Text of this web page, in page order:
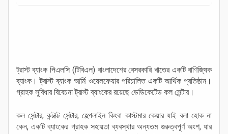
ট্রাস্ট ব্যাংক পিএলসি (টিবিএল) বাংলাদেশের বেসরকারি খাতের একটি বাণিজ্যিক
ব্যাংক। ট্রাস্ট ব্যাংক আর্মি ওয়েলফেয়ার পরিচালিত একটি আর্থিক প্রতিষ্ঠান।
গ্রাহক সুবিধার বিবেচনা ট্রাস্ট ব্যাংকের রয়েছে ডেডিকেটেড কল সেন্টার।
কল সেন্টার, কন্টাক্ট সেন্টার, হেল্পলাইন কিংবা কাস্টমার কেয়ার যাই বলা হোক না
কেন, একটি ব্যাংকের গ্রাহক সহায়তা ব্যবস্থার অন্যতম গুরুত্বপূর্ণ অংশ, যার